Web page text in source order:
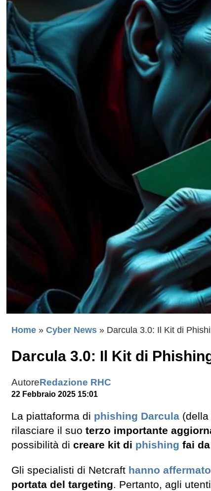
Home » Cyber News » Darcula 3.0: Il Kit di
Darcula 3.0: Il Kit di
AutoreRedazione RHC
22 Febbraio 2025 15:01
La piattaforma di phishing Darcula
rilasciare il suo terzo importante
possibilità di creare kit di phishing fai
Gli specialisti di Netcraft hanno affermato
portata del targeting. Pertanto, agli